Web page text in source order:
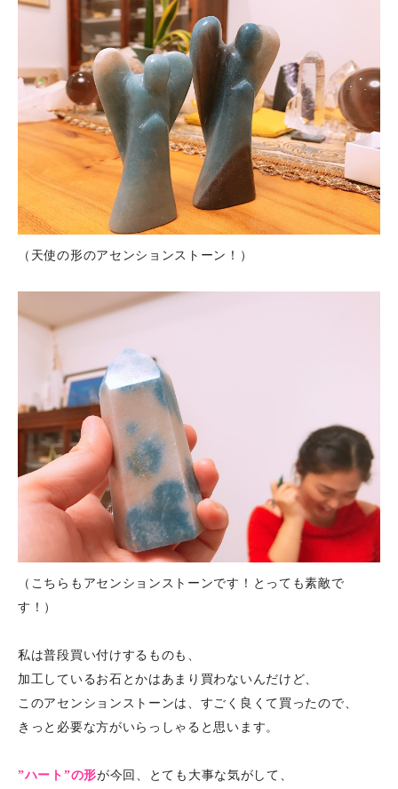
（天使の形のアセンションストーン！）
（こちらもアセンションストーンです！とっても素敵で
す！）
私は普段買い付けするものも、
加工しているお石とかはあまり買わないんだけど、
このアセンションストーンは、すごく良くて買ったので、
きっと必要な方がいらっしゃると思います。
”ハート”の形が今回、とても大事な気がして、